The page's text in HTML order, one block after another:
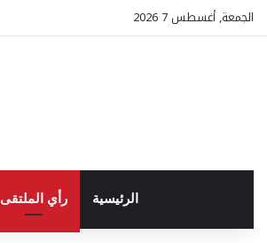
الجمعة, أغسطس 7 2026
الرئيسية رأي الملتقى